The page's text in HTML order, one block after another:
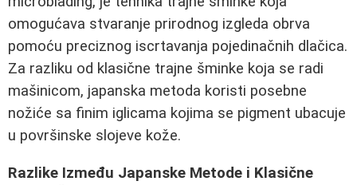
omogućava stvaranje prirodnog izgleda obrva
pomoću preciznog iscrtavanja pojedinačnih dlačica.
Za razliku od klasične trajne šminke koja se radi
mašinicom, japanska metoda koristi posebne
nožiće sa finim iglicama kojima se pigment ubacuje
u površinske slojeve kože.
Razlike Između Japanske Metode i Klasične